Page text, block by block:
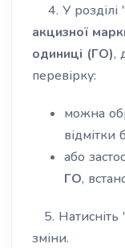
4. У розділі
акцизної
одиниці (ГО),
перевірку:
можна
відмітки
або
ГО,
5. Натисніть
зміни.